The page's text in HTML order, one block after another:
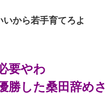
いから若手育てろよ
要やわ
勝した桑田辞め